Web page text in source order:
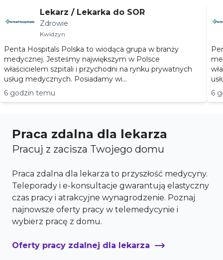
Lekarz / Lekarka do SOR
Zdrowie
Kwidzyn
Penta Hospitals Polska to wiodąca grupa w branży
medycznej. Jesteśmy największym w Polsce
właścicielem szpitali i przychodni na rynku prywatnych
usług medycznych. Posiadamy wi...
6 godzin temu
6
Praca zdalna dla lekarza
Pracuj z zacisza Twojego domu
Praca zdalna dla lekarza to przyszłość medycyny.
Teleporady i e-konsultacje gwarantują elastyczny
czas pracy i atrakcyjne wynagrodzenie. Poznaj
najnowsze oferty pracy w telemedycynie i
wybierz pracę z domu.
Oferty pracy zdalnej dla lekarza